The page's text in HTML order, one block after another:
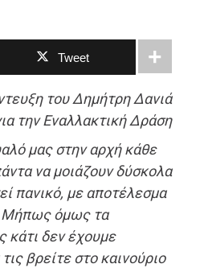
Tweet
του Δημήτρη Δανιά
την Εναλλακτική Δράση
μας στην αρχή κάθε
να μοιάζουν δύσκολα
πανικό, με αποτέλεσμα
Μήπως όμως τα
κάτι δεν έχουμε
βρείτε στο καινούριο